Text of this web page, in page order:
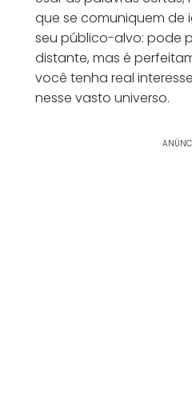
que se comuniquem de
seu público-alvo: pode
distante, mas é
você tenha real
nesse vasto universo.